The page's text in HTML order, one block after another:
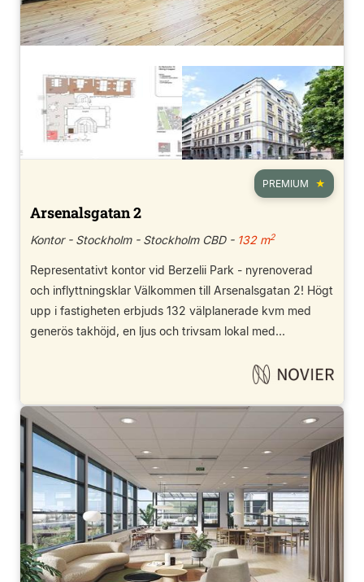
Arsenalsgatan 2
Kontor - Stockholm - Stockholm CBD - 132 m2
Representativt kontor vid Berzelii Park - nyrenoverad
och inflyttningsklar Välkommen till Arsenalsgatan 2! Högt
upp i fastigheten erbjuds 132 välplanerade kvm med
generös takhöjd, en ljus och trivsam lokal med...
PREMIUM